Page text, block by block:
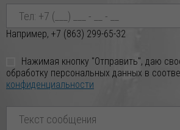
Например, +7 (863) 299-65-32
Нажимая кнопку "Отправить", даю
обработку персональных данных в
конфиденциальности